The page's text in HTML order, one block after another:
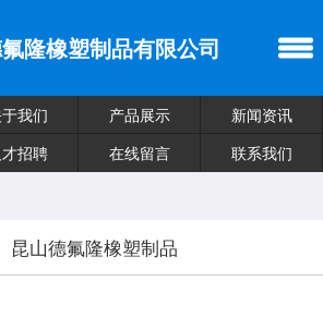
隆橡塑制品有限公司
我们 产品展示
新闻资讯
才招聘 在线留言 联系我们
昆山德氟隆橡塑制品